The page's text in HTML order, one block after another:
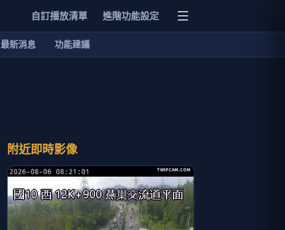
自訂播放清單 進階功能設定
最新消息 功能建議
附近即時影像